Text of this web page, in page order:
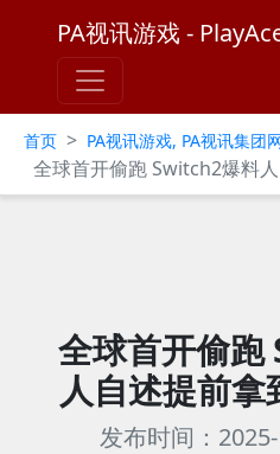
PA视讯游戏 -
首页 > PA视讯游戏, PA视讯集团
全球首开偷跑 Switch2爆料
全球首开偷
人自述提前
发布时间：